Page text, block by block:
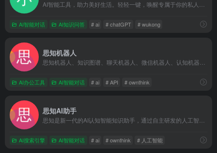
AI智能对话 AI知识问答 # ai # chatGPT # wukong
思知机器人
AI办公工具 AI智能对话 # ai # API # ownthink
思知AI助手
AI搜索引擎 AI智能对话 # ai # ownthink # 人工智能